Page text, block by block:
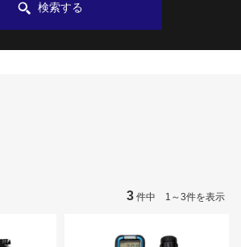
検索する
3 件中 1～3件を表示